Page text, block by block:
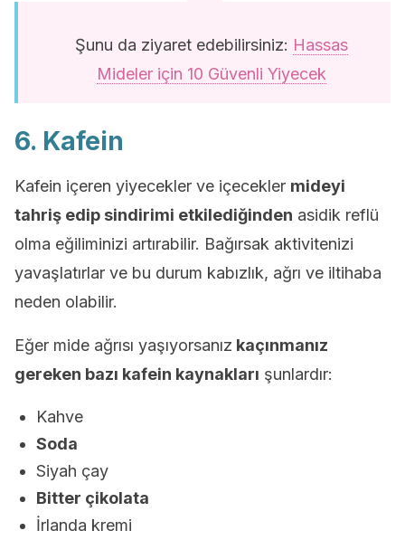
Şunu da ziyaret edebilirsiniz: Hassas
Mideler için 10 Güvenli Yiyecek
6. Kafein
Kafein içeren yiyecekler ve içecekler mideyi
tahriş edip sindirimi etkilediğinden asidik reflü
olma eğiliminizi artırabilir. Bağırsak aktivitenizi
yavaşlatırlar ve bu durum kabızlık, ağrı ve iltihaba
neden olabilir.
Eğer mide ağrısı yaşıyorsanız kaçınmanız
gereken bazı kafein kaynakları şunlardır:
Kahve
Soda
Siyah çay
Bitter çikolata
İrlanda kremi